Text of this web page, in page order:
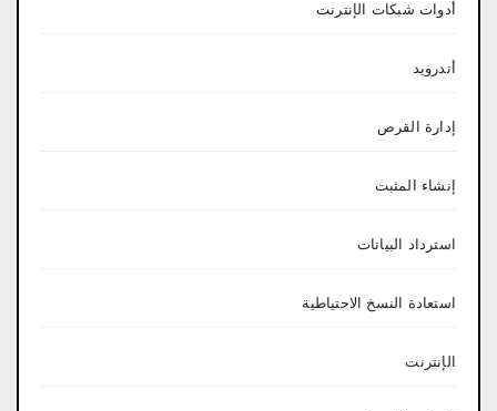
أدوات شبكات الإنترنت
أندرويد
إدارة القرص
إنشاء المثبت
استرداد البيانات
استعادة النسخ الاحتياطية
الإنترنت